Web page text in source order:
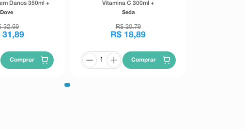
Danos 350ml +
Dove Nutrição+
em Danos 175ml
Dove
32,69
31 ,89
Comprar
Vitamina C 300ml +
Condicionador Seda Colágeno +
Vitamina C 190ml
Seda
R$ 20,79
R$ 18,89
Comprar